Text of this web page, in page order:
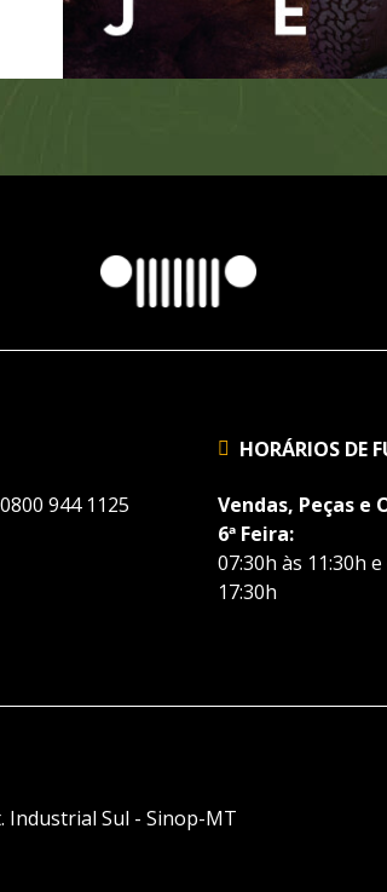
0800 944 1125
HORÁRIOS DE
Vendas, Peças e
6ª Feira:
07:30h às 11:30h
17:30h
Industrial Sul - Sinop-MT